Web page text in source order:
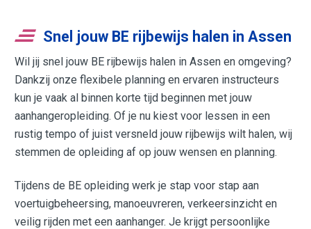
Snel jouw BE rijbewijs halen in Assen
Wil jij snel jouw BE rijbewijs halen in Assen en omgeving?
Dankzij onze flexibele planning en ervaren instructeurs
kun je vaak al binnen korte tijd beginnen met jouw
aanhangeropleiding. Of je nu kiest voor lessen in een
rustig tempo of juist versneld jouw rijbewijs wilt halen, wij
stemmen de opleiding af op jouw wensen en planning.
Tijdens de BE opleiding werk je stap voor stap aan
voertuigbeheersing, manoeuvreren, verkeersinzicht en
veilig rijden met een aanhanger. Je krijgt persoonlijke